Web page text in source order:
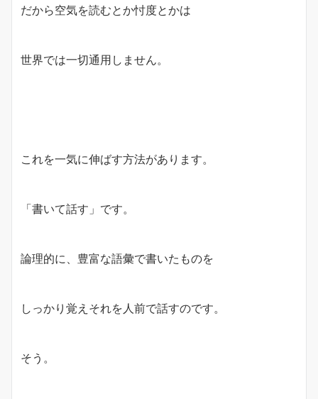
だから空気を読むとか忖度とかは
世界では一切通用しません。
これを一気に伸ばす方法があります。
「書いて話す」です。
論理的に、豊富な語彙で書いたものを
しっかり覚えそれを人前で話すのです。
そう。